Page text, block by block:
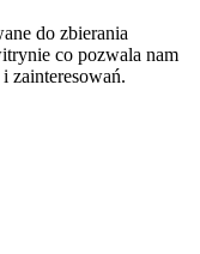
do zbierania
co pozwala nam
zainteresowań.